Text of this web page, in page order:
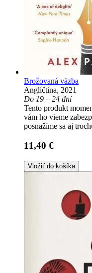
Brožovaná väzba
Angličtina, 2021
Do 19 – 24 dní
Tento produkt
vám ho vieme
posnažíme sa aj
11,40 €
Vložiť do košíka